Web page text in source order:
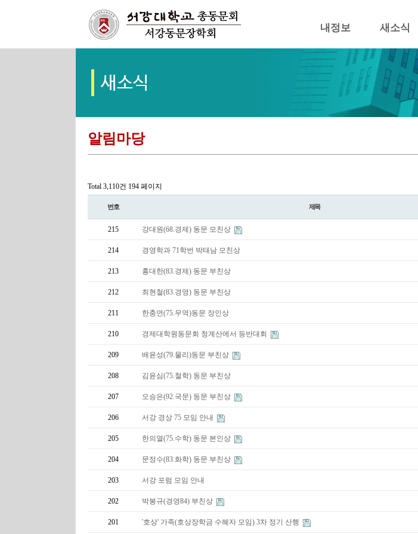
내정보 새소식
알림마당
Total 3,110건 194 페이지
번호 제목
215 강대원(68.경제) 동문 모친상
214 경영학과 71학번 박태남 모친상
213 홍대한(83.경제) 동문 부친상
212 최현철(83.경영) 동문 부친상
211 한충연(75.무역)동문 장인상
210 경제대학원동문회 청계산에서 등반대회
209 배윤성(79.물리)동문 부친상
208 김윤심(75.철학) 동문 부친상
207 오승은(92.국문) 동문 부친상
206 서강 경상 75 모임 안내
205 한의열(75.수학) 동문 본인상
204 문정수(83.화학) 동문 부친상
203 서강 포럼 모임 안내
202 박봉규(경영84) 부친상
201 '호상' 가족(호상장학금 수혜자 모임) 3차 정기 산행